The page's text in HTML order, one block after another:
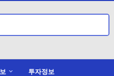
투자정보